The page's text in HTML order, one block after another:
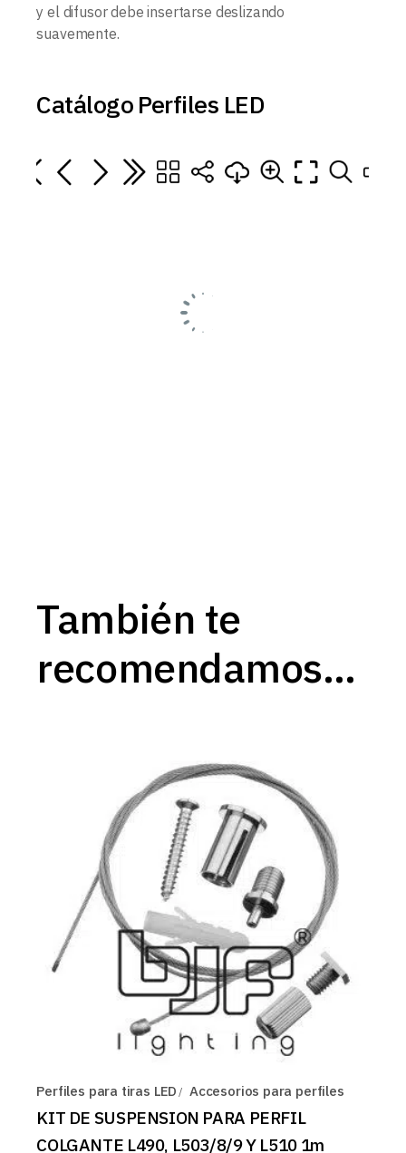
y el difusor debe insertarse deslizando
suavemente.
Catálogo Perfiles LED
También te
recomendamos…
Perfiles para tiras LED Accesorios para perfiles
KIT DE SUSPENSION PARA PERFIL
COLGANTE L490, L503/8/9 Y L510 1m